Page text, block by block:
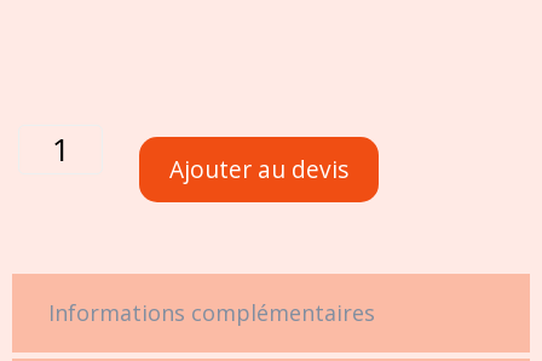
Ajouter au devis
Informations complémentaires